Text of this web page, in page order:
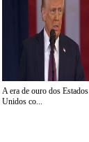
A era de ouro dos Estados
Unidos co...